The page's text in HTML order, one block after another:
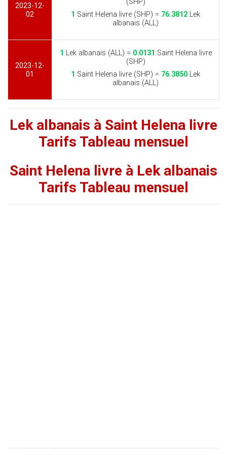
2023-12-
02
(SHP)
1 Saint Helena livre (SHP) = 76.3812 Lek
albanais (ALL)
2023-12-
01
1 Lek albanais (ALL) = 0.0131 Saint Helena livre
(SHP)
1 Saint Helena livre (SHP) = 76.3850 Lek
albanais (ALL)
Lek albanais à Saint Helena livre
Tarifs Tableau mensuel
Saint Helena livre à Lek albanais
Tarifs Tableau mensuel